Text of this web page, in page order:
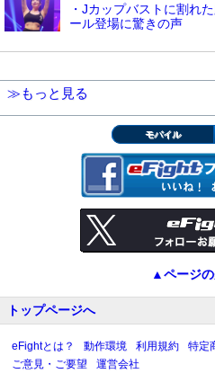
・Jカップバストに割れ
ール登場に驚きの声
≫もっと見る
モバイル
▲ページ
トップページへ
eFightとは？ 動作環境 利用規約 特定
ご意見・ご要望
運営会社